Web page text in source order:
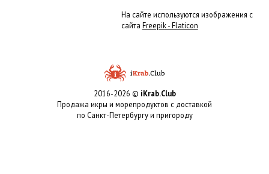
На сайте используются изображения с
сайта Freepik - Flaticon
2016-2026 © iKrab.Club
Продажа икры и морепродуктов с доставкой
по Санкт-Петербургу и пригороду